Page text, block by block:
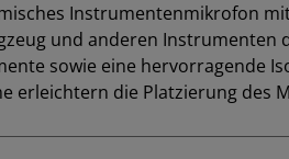
Instrumentenmikrofon
und anderen
sowie eine hervorragende
erleichtern die Platzierung des